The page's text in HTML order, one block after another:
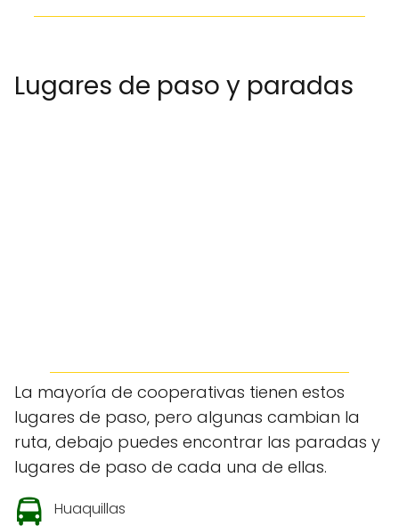
Lugares de paso y paradas
La mayoría de cooperativas tienen estos
lugares de paso, pero algunas cambian la
ruta, debajo puedes encontrar las paradas y
lugares de paso de cada una de ellas.
Huaquillas